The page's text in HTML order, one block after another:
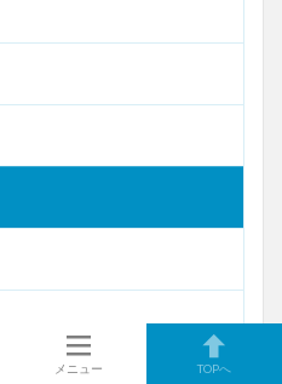
メニュー TOPへ